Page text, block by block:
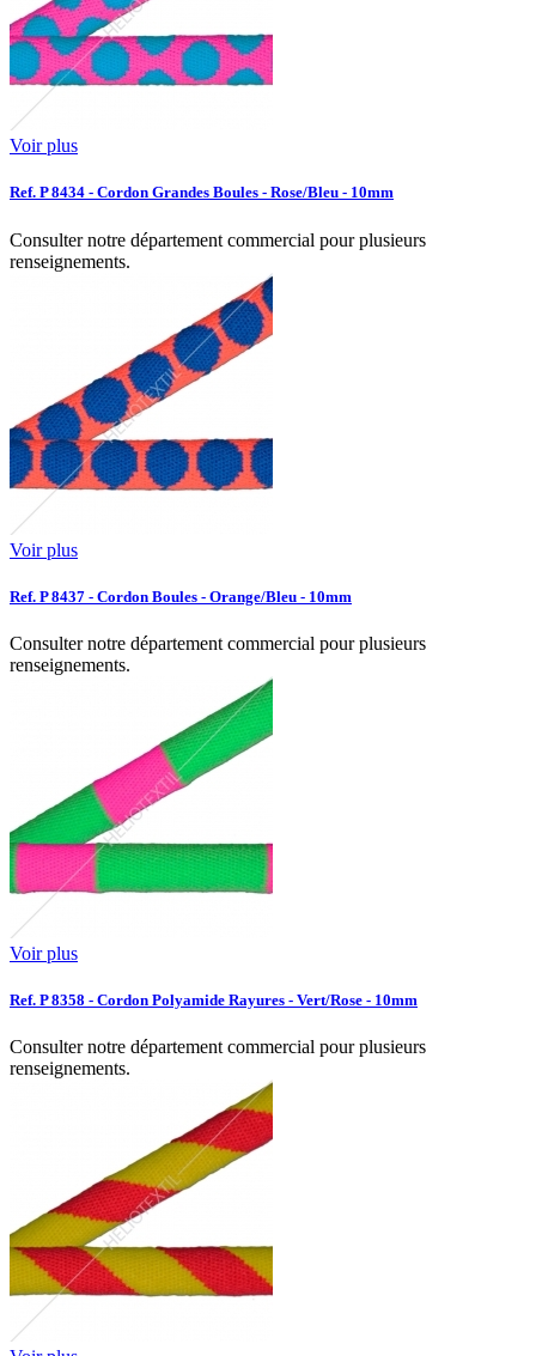
Voir plus
Ref. P 8434 - Cordon Grandes Boules - Rose/Bleu - 10mm
Consulter notre département commercial pour plusieurs
renseignements.
Voir plus
Ref. P 8437 - Cordon Boules - Orange/Bleu - 10mm
Consulter notre département commercial pour plusieurs
renseignements.
Voir plus
Ref. P 8358 - Cordon Polyamide Rayures - Vert/Rose - 10mm
Consulter notre département commercial pour plusieurs
renseignements.